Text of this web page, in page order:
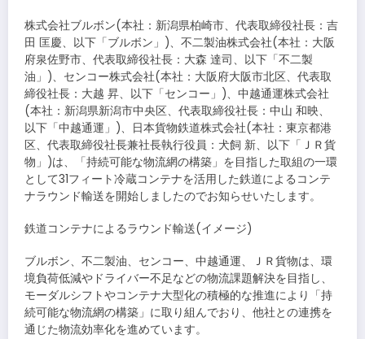
株式会社ブルボン(本社：新潟県柏崎市、代表取締役社長：吉
田 匡慶、以下「ブルボン」)、不二製油株式会社(本社：大阪
府泉佐野市、代表取締役社長：大森 達司、以下「不二製
油」)、センコー株式会社(本社：大阪府大阪市北区、代表取
締役社長：大越 昇、以下「センコー」)、中越通運株式会社
(本社：新潟県新潟市中央区、代表取締役社長：中山 和映、
以下「中越通運」)、日本貨物鉄道株式会社(本社：東京都港
区、代表取締役社長兼社長執行役員：犬飼 新、以下「ＪＲ貨
物」)は、「持続可能な物流網の構築」を目指した取組の一環
として31フィート冷蔵コンテナを活用した鉄道によるコンテ
ナラウンド輸送を開始しましたのでお知らせいたします。
鉄道コンテナによるラウンド輸送(イメージ)
ブルボン、不二製油、センコー、中越通運、ＪＲ貨物は、環
境負荷低減やドライバー不足などの物流課題解決を目指し、
モーダルシフトやコンテナ大型化の積極的な推進により「持
続可能な物流網の構築」に取り組んでおり、他社との連携を
通じた物流効率化を進めています。